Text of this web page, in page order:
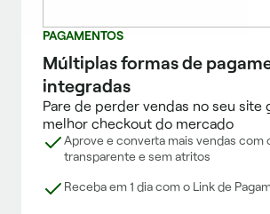
PAGAMENTOS
Múltiplas formas de
integradas
Pare de perder vendas no seu site
melhor checkout do mercado
Aprove e converta mais vendas com
transparente e sem atritos
Receba em 1 dia com o Link de